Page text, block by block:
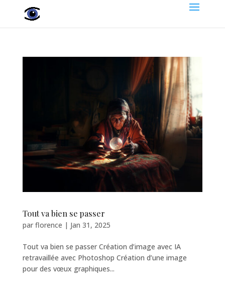
Tout va bien se passer
par florence | Jan 31, 2025
Tout va bien se passer Création d’image avec IA
retravaillée avec Photoshop Création d’une image
pour des vœux graphiques...